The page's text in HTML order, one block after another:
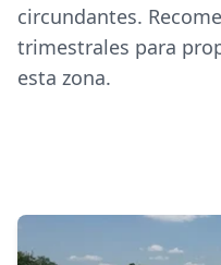
circundantes.
trimestrales para
esta zona.